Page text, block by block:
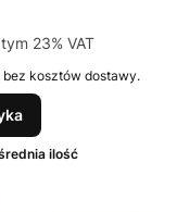
%s VAT
23% VAT
bez kosztów dostawy.
ilość